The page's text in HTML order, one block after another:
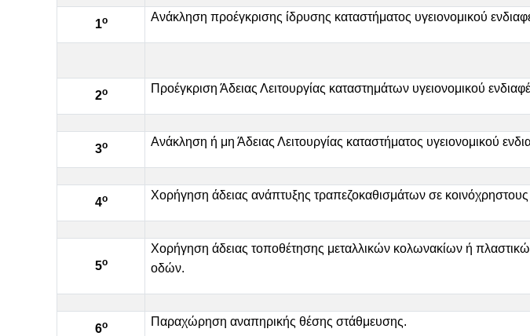
1ο Ανάκληση προέγκρισης ίδρυσης καταστήματος υγειονομικού
2ο Προέγκριση Άδειας Λειτουργίας καταστημάτων υγειονομικού
3ο Ανάκληση ή μη Άδειας Λειτουργίας καταστήματος υγειονομικού
4ο Χορήγηση άδειας ανάπτυξης τραπεζοκαθισμάτων σε
5ο
Χορήγηση άδειας τοποθέτησης μεταλλικών κολωνακίων ή
οδών.
6ο Παραχώρηση αναπηρικής θέσης στάθμευσης.